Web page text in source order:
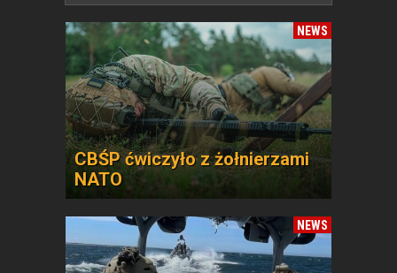
NEWS
CBŚP ćwiczyło z żołnierzami
NATO
NEWS